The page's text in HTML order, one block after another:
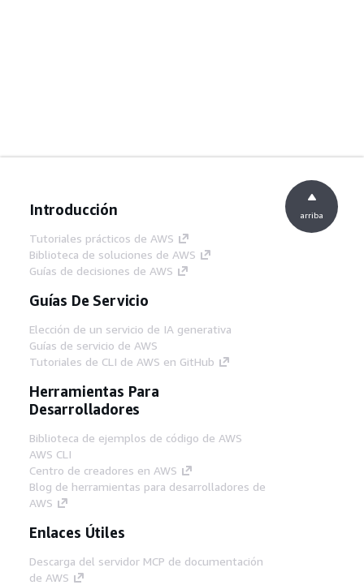
Introducción
Tutoriales prácticos de AWS
Biblioteca de soluciones de AWS
Guías de decisiones de AWS
Guías De Servicio
Elección de un servicio de IA generativa
Guías de servicio de AWS
Tutoriales de CLI de AWS en GitHub
Herramientas Para
Desarrolladores
Biblioteca de ejemplos de código de AWS
AWS CLI
Centro de creadores en AWS
Blog de herramientas para desarrolladores de
AWS
Enlaces Útiles
Descarga del servidor MCP de documentación
de AWS
arriba